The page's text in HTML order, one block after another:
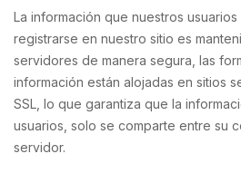
La información que nuestros
registrarse en nuestro sitio es
servidores de manera segura, las
información están alojadas en sitios
SSL, lo que garantiza que la
usuarios, solo se comparte entre su
servidor.